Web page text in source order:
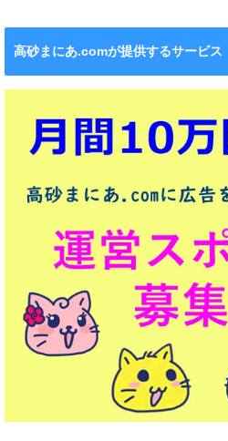
高砂まにあ.comが提供するサービス